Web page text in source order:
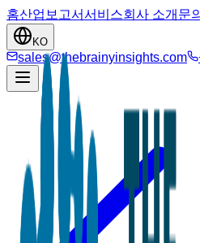
홈산업 보고서서비스회사 소개 문
KO
sales@thebrainyinsights.com